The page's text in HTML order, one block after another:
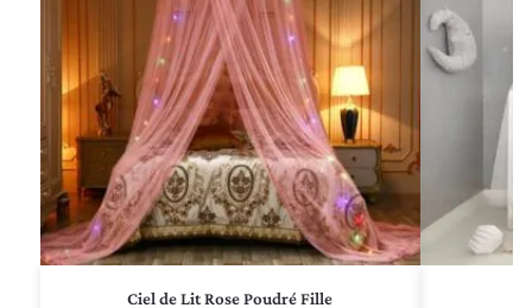
Ciel de Lit Rose Poudré Fille